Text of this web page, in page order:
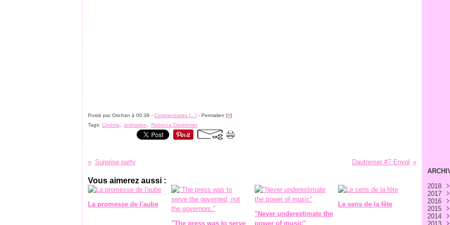
Posté par Orichan à 00:38 - Commentaires [ ] - Permalien [#]
Tags: Cinéma animation Rebecca Dautremer
Surprise party Dautremer #7 Envol
Vous aimerez aussi :
La promesse de l'aube
"The press was to serve
"Never underestimate the
power of music"
Le sens de la fête
2018
Avril
2017
2016
2015
2014